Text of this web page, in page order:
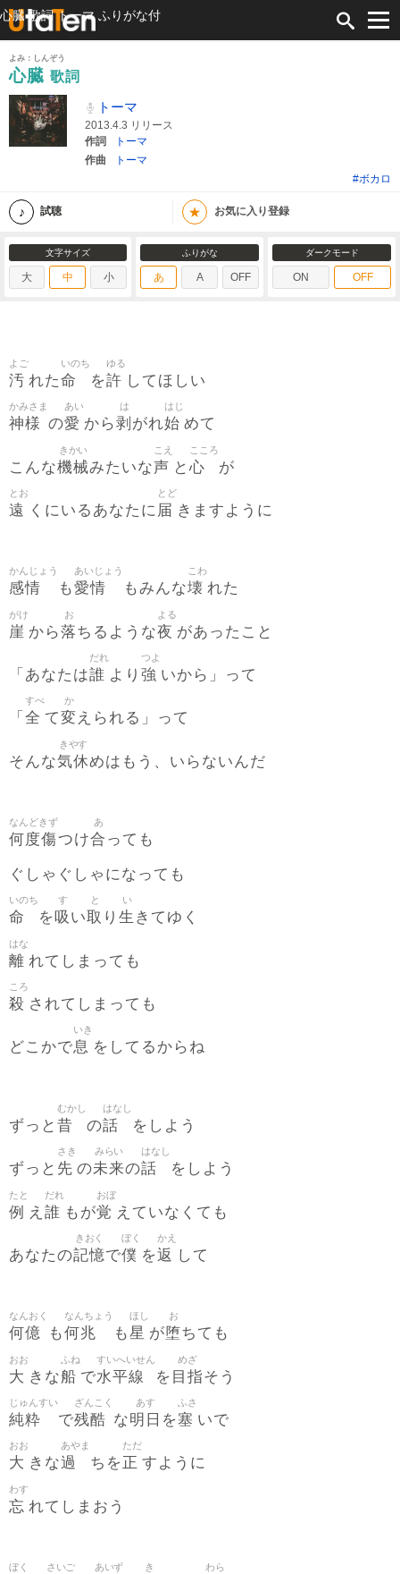
心臓 歌詞 トーマ ふりがな付
よみ：しんぞう
心臓 歌詞
トーマ
2013.4.3 リリース
作詞
トーマ
作曲
トーマ
#ボカロ
試聴 ★ お気に入り登録
文字サイズ
大 中 小
ふりがな
あ A OFF
ダークモード
ON OFF
汚
よご
れた命
いのち
を許
ゆる
してほしい
神様
かみさま
の愛
あい
から剥
は
がれ始
はじ
めて
こんな機械
きかい
みたいな声
こえ
と 心
こころ
が
遠
とお
くにいるあなたに 届
とど
きますように
感情
かんじょう
も愛情
あいじょう
もみんな壊
こわ
れた
崖
がけ
から落
お
ちるような夜
よる
があったこと
「あなたは誰
だれ
より 強
つよ
いから」って
「 全
すべ
て変
か
えられる」って
そんな気休
きやす
めはもう、いらないんだ
何度傷
なんどきず
つけ合
あ
っても
ぐしゃぐしゃになっても
命
いのち
を吸
す
い取
と
り 生
い
きてゆく
離
はな
れてしまっても
殺
ころ
されてしまっても
どこかで息
いき
をしてるからね
ずっと 昔
むかし
の話
はなし
をしよう
ずっと 先
さき
の未来
みらい
の話
はなし
をしよう
例
たと
え 誰
だれ
もが覚
おぼ
えていなくても
あなたの記憶
きおく
で僕
ぼく
を返
かえ
して
何億
なんおく
も何兆
なんちょう
も星
ほし
が堕
お
ちても
大
おお
きな船
ふね
で水平線
すいへいせん
を 目指
めざ
そう
純粋
じゅんすい
で残酷
ざんこく
な明日
あす
を塞
ふさ
いで
大
おお
きな過
あやま
ちを 正
ただ
すように
忘
わす
れてしまおう
ぼく さいご あいず き わら